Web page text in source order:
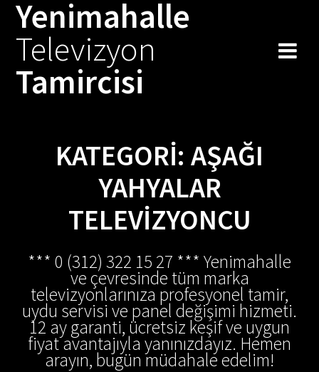
Skip
to
Yenimahalle
Televizyon
Tamircisi
KATEGORI: AŞAĞI
YAHYALAR
TELEVIZYONCU
*** 0 (312) 322 15 27 *** Yenimahalle
ve çevresinde tüm marka
televizyonlarınıza profesyonel tamir,
uydu servisi ve panel değişimi hizmeti.
12 ay garanti, ücretsiz keşif ve uygun
fiyat avantajıyla yanınızdayız. Hemen
arayın, bugün müdahale edelim!